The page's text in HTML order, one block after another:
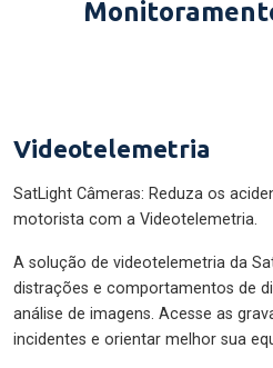
Videotelemetria
SatLight Câmeras: Reduza os
motorista com a Videotelemetria.
A solução de videotelemetria da
distrações e comportamentos de
análise de imagens. Acesse as
incidentes e orientar melhor sua